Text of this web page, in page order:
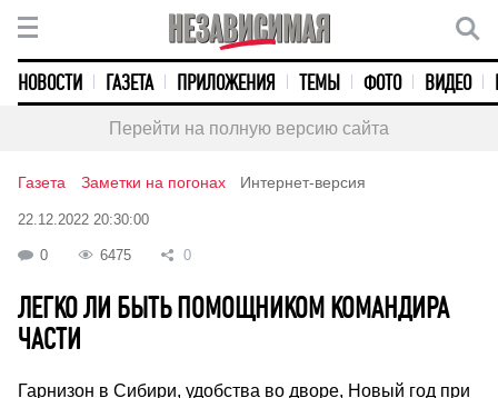
НОВОСТИ ГАЗЕТА ПРИЛОЖЕНИЯ ТЕМЫ ФОТО ВИДЕО
Перейти на полную версию сайта
Газета Заметки на погонах Интернет-версия
22.12.2022 20:30:00
0 6475 0
ЛЕГКО ЛИ БЫТЬ ПОМОЩНИКОМ КОМАНДИРА
ЧАСТИ
Гарнизон в Сибири, удобства во дворе, Новый год при